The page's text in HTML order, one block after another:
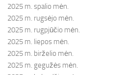
2025 m. spalio mėn.
2025 m. rugsėjo mėn.
2025 m. rugpjūčio mėn.
2025 m. liepos mėn.
2025 m. birželio mėn.
2025 m. gegužės mėn.